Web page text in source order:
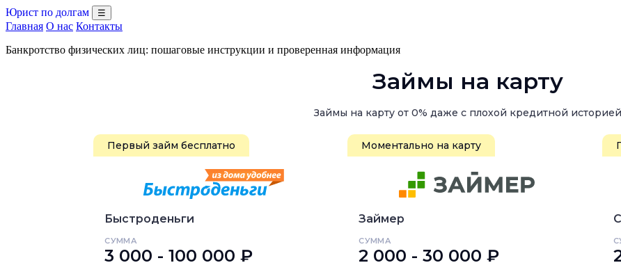
Юрист по долгам ☰
Главная О нас Контакты
Банкротство физических лиц: пошаговые инструкции и проверенная информация
Займы на карту
Займы на карту от 0% даже с плохой кредитной историей
Первый займ бесплатно
Быстроденьги
СУММА
3 000 - 100 000 ₽
Моментально на карту
Займер
СУММА
2 000 - 30 000 ₽